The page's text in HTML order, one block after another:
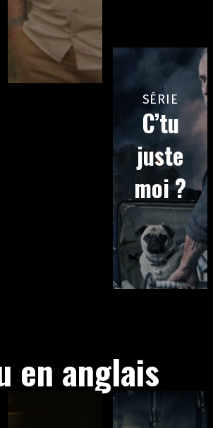
SÉRIE
C’tu
juste
moi ?
en anglais